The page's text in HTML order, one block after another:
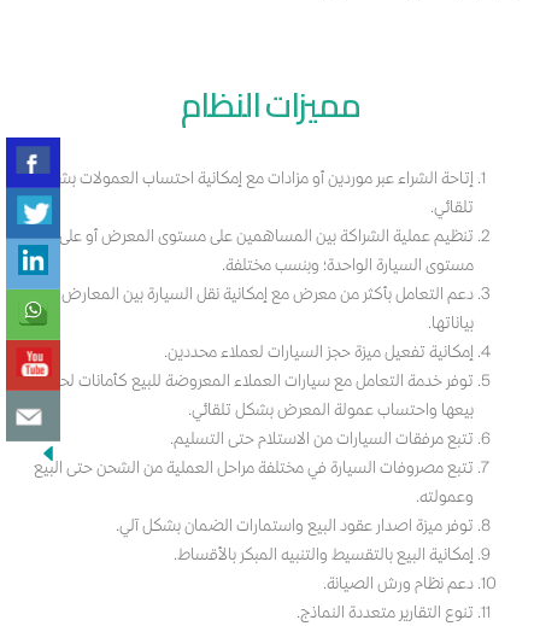
مميزات النظام
إتاحة الشراء عبر موردين أو مزادات مع إمكانية احتساب العمولات بشكل
تلقائي.
تنظيم عملية الشراكة بين المساهمين على مستوى المعرض أو على
مستوى السيارة الواحدة؛ وبنسب مختلفة.
دعم التعامل بأكثر من معرض مع إمكانية نقل السيارة بين المعارض وتتبع
بياناتها.
إمكانية تفعيل ميزة حجز السيارات لعملاء محددين.
توفر خدمة التعامل مع سيارات العملاء المعروضة للبيع كأمانات لحين
بيعها واحتساب عمولة المعرض بشكل تلقائي.
تتبع مرفقات السيارات من الاستلام حتى التسليم.
تتبع مصروفات السيارة في مختلفة مراحل العملية من الشحن حتى البيع
وعمولته.
توفر ميزة اصدار عقود البيع واستمارات الضمان بشكل آلي.
إمكانية البيع بالتقسيط والتنبيه المبكر بالأقساط.
دعم نظام ورش الصيانة.
تنوع التقارير متعددة النماذج.